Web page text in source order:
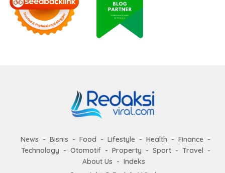
News Bisnis Food Lifestyle Health
Finance
Technology
Otomotif Property Sport
Travel
About Us
Indeks